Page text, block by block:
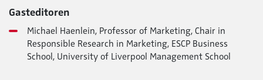
Gasteditoren
Michael Haenlein, Professor of Marketing, Chair in
Responsible Research in Marketing, ESCP Business
School, University of Liverpool Management School